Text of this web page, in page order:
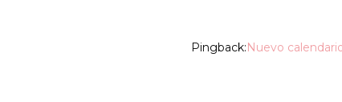
Pingback:Nuevo